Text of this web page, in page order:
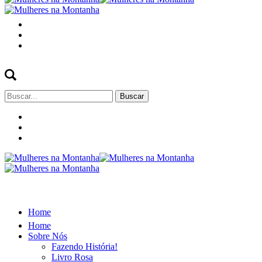
Buscar
por:
Home
Home
Sobre Nós
Fazendo História!
Livro Rosa